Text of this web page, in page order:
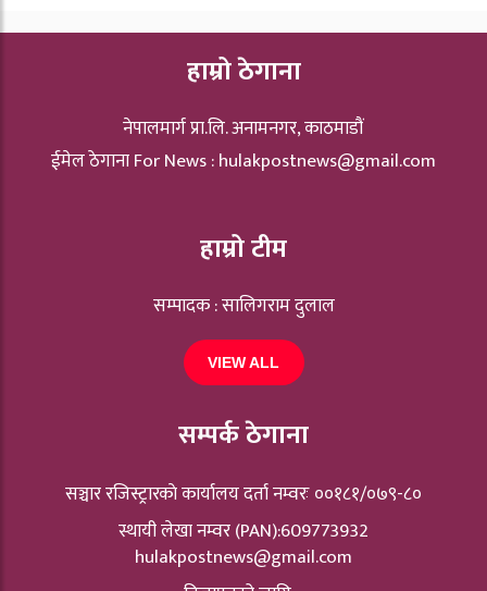
हाम्रो ठेगाना
नेपालमार्ग प्रा.लि. अनामनगर, काठमाडौं
ईमेल ठेगाना For News :hulakpostnews@gmail.com
हाम्रो टीम
सम्पादक : सालिगराम दुलाल
VIEW ALL
सम्पर्क ठेगाना
सञ्चार रजिस्ट्रारकाे कार्यालय दर्ता नम्वरः ००१८१/०७९-८०
स्थायी लेखा नम्वर (PAN):609773932
hulakpostnews@gmail.com